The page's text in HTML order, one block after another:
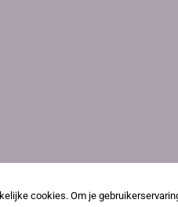
cookies. Om je